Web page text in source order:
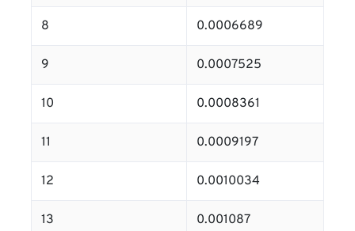
8 0.0006689
9 0.0007525
10 0.0008361
11 0.0009197
12 0.0010034
13 0.001087